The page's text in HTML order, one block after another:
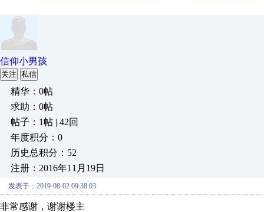
信仰小男孩
关注 私信
精华：0帖
求助：0帖
帖子：1帖 | 42回
年度积分：0
历史总积分：52
注册：2016年11月19日
发表于：2019-08-02 09:38:03
非常感谢，谢谢楼主